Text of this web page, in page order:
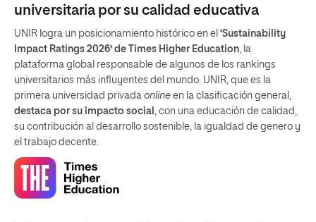
universitaria por su calidad educativa
UNIR logra un posicionamiento histórico en el ‘Sustainability
Impact Ratings 2026’ de Times Higher Education , la
plataforma global responsable de algunos de los rankings
universitarios más influyentes del mundo. UNIR, que es la
primera universidad privada online en la clasificación general,
destaca por su impacto social
, con una educación de calidad,
su contribución al desarrollo sostenible, la igualdad de genero y
el trabajo decente.